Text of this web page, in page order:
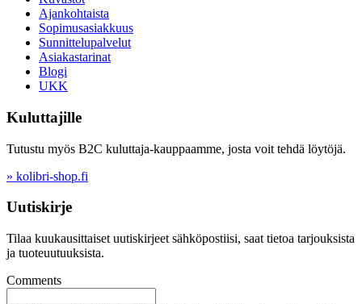
Ajankohtaista
Sopimusasiakkuus
Sunnittelupalvelut
Asiakastarinat
Blogi
UKK
Kuluttajille
Tutustu myös B2C kuluttaja-kauppaamme, josta voit tehdä löytöjä.
» kolibri-shop.fi
Uutiskirje
Tilaa kuukausittaiset uutiskirjeet sähköpostiisi, saat tietoa tarjouksista
ja tuoteuutuuksista.
Comments